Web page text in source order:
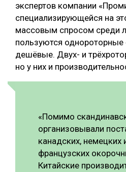
экспертов компании
специализирующейся на
массовым спросом среди
пользуются однороторные
дешёвые. Двух- и
но у них и
«Помимо
организовывали
канадских, немецких
французских
Китайские